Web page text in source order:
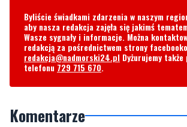
redakcja@nadmorski24.plDyżurujemy także
telefonu729 715 670.
Komentarze
O kuźwa mamy nowych frajer...ów latających